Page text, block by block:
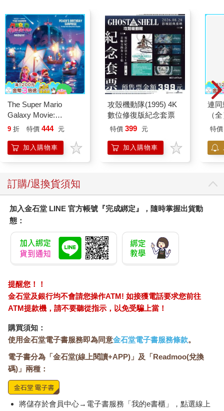
The Super Mario
Galaxy Movie:
Peach`s Birthday
Mario Galaxy Movie
Storybook
9 折 特價 444 元
加入購物車
攻殼機動隊(1995) 4K
數位修復版紀念套票
特價 399 元
加入購物車
連
（
特價
訂購/退換貨須知
加入金石堂 LINE 官方帳號『完成綁定』，隨時掌握出貨動
態：
提醒您！！
金石堂及銀行均不會請您操作ATM! 如接獲電話要求您前往
ATM提款機，請不要聽從指示，以免受騙上當！
購買須知：
使用金石堂電子書服務即為同意金石堂電子書服務條款。
電子書分為「金石堂(線上閱讀+APP)」及「Readmoo(兌換
碼)」兩種：
將儲存於會員中心→電子書服務「我的e書櫃」，點選線上